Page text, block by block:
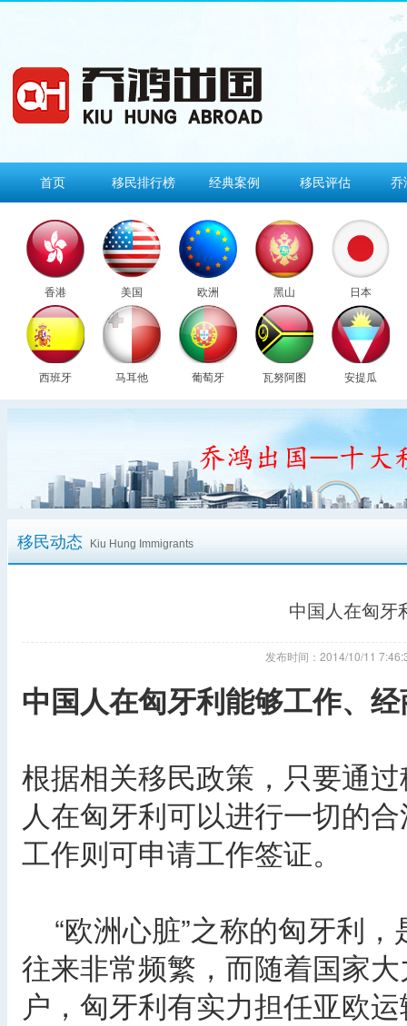
首页 移民排行榜 经典案例 移民评估 乔
香港 美国 欧洲 黑山 日本
西班牙 马耳他 葡萄牙 瓦努阿图 安提瓜
移民动态 Kiu Hung Immigrants
中国人在匈牙
发布时间：2014/10/11
中国人在匈牙利能够工作、
根据相关移民政策，只要通
人在匈牙利可以进行一切的
工作则可申请工作签证。
“欧洲心脏”之称的匈牙利
往来非常频繁，而随着国家
户，匈牙利有实力担任亚欧